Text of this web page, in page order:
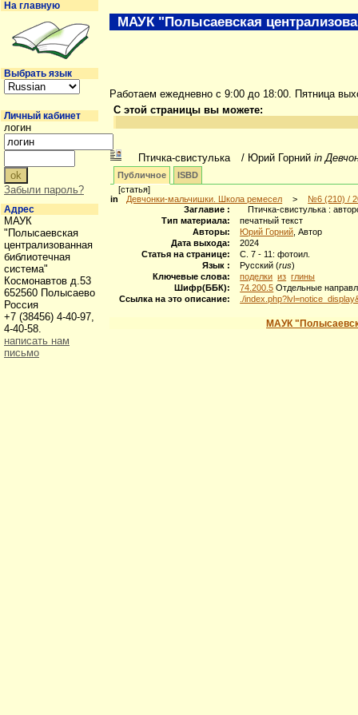
Работаем ежедневно с 9:00 до 18:00. Пятница
С этой страницы вы можете:
Птичка-свистулька / Юрий Горнийin
Публичное
ISBD
[статья]
in
Девчонки-мальчишки. Школа ремесел >
№6 (210) /
Заглавие :
Птичка-свистулька :
Тип материала:
печатный текст
Авторы:
Юрий Горний , Автор
Дата выхода:
2024
Статья на странице:
С. 7 - 11: фотоил.
Язык :
Русский (rus)
Ключевые слова:
поделки из глины
Шифр(ББК):
74.200.5 Отдельные
Ссылка на это описание:
./
МАУК
МАУК "Полысаевская
На главную
Выбрать язык
Личный кабинет
логин
Забыли пароль?
Адрес
МАУК
"Полысаевская
централизованная
библиотечная
система"
Космонавтов д.53
652560 Полысаево
Россия
+7 (38456) 4-40-97,
4-40-58.
написать нам
письмо